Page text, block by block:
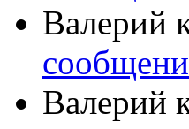
Валерий
Валерий